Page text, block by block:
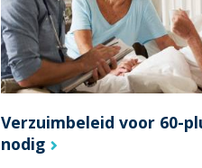
Verzuimbeleid voor 60-
nodig